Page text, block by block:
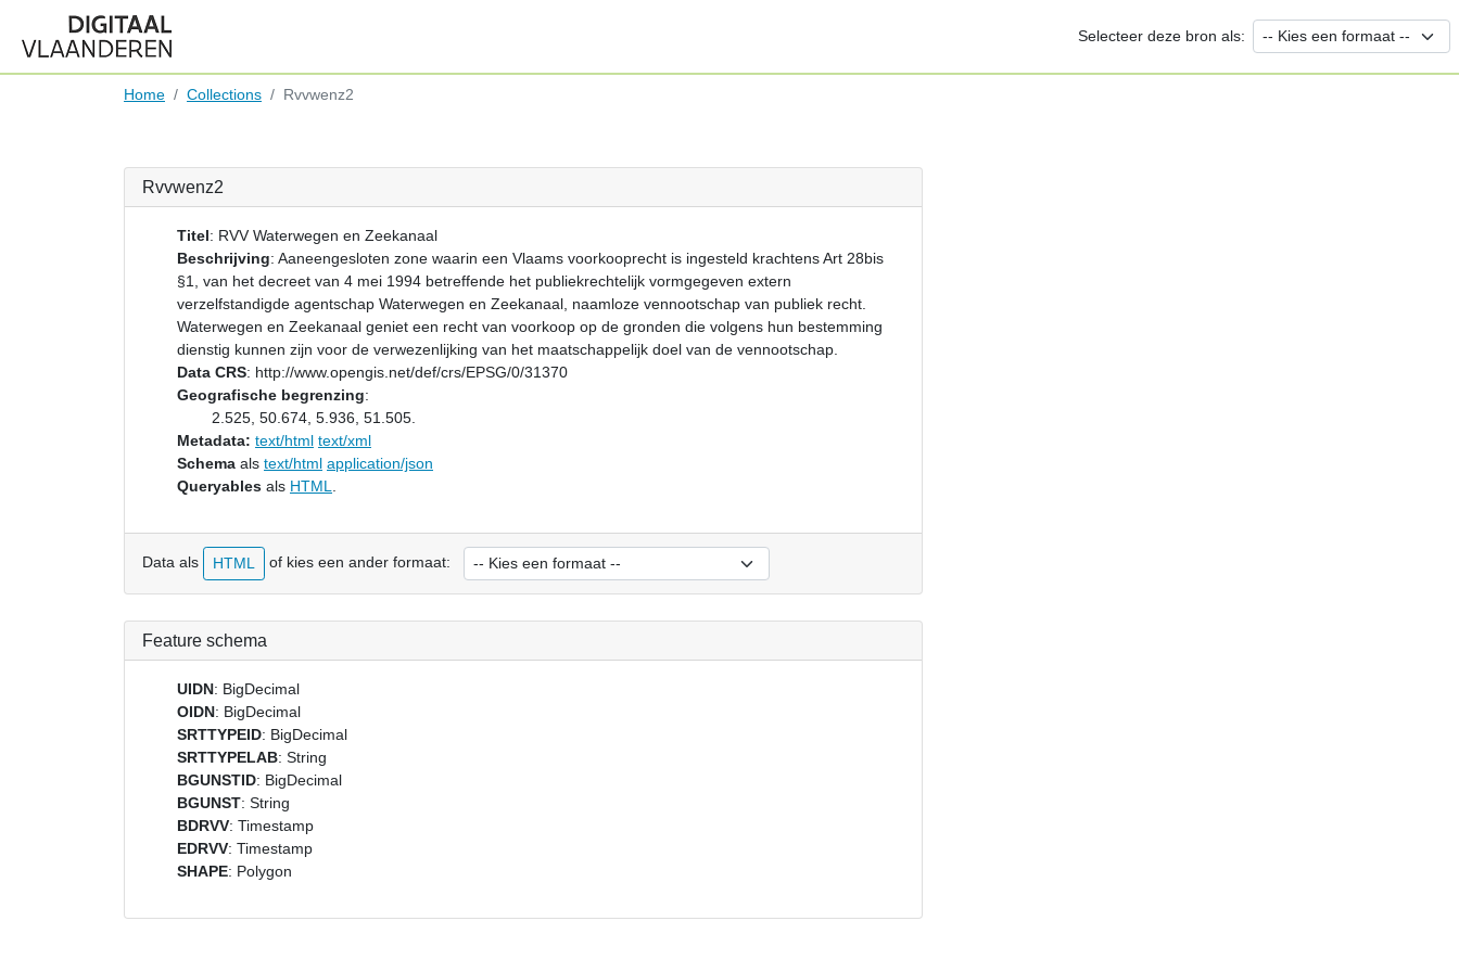
Selecteer deze bron als:
Home Collections Rvvwenz2
Rvvwenz2
Titel: RVV Waterwegen en Zeekanaal
Beschrijving: Aaneengesloten zone waarin een Vlaams voorkooprecht is ingesteld krachtens Art 28bis
§1, van het decreet van 4 mei 1994 betreffende het publiekrechtelijk vormgegeven extern
verzelfstandigde agentschap Waterwegen en Zeekanaal, naamloze vennootschap van publiek recht.
Waterwegen en Zeekanaal geniet een recht van voorkoop op de gronden die volgens hun bestemming
dienstig kunnen zijn voor de verwezenlijking van het maatschappelijk doel van de vennootschap.
Data CRS: http://www.opengis.net/def/crs/EPSG/0/31370
Geografische begrenzing:
2.525, 50.674, 5.936, 51.505.
Metadata: text/html text/xml
Schema als text/html application/json
Queryables als HTML
Data als HTML of kies een ander formaat:
Feature schema
UIDN: BigDecimal
OIDN: BigDecimal
SRTTYPEID: BigDecimal
SRTTYPELAB: String
BGUNSTID: BigDecimal
BGUNST: String
BDRVV: Timestamp
EDRVV: Timestamp
SHAPE: Polygon